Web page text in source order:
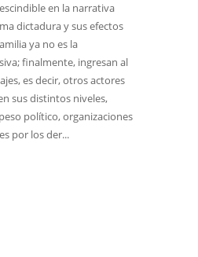
en la narrativa
dictadura y sus efectos
ya no es la
finalmente, ingresan al
es decir, otros actores
sus distintos niveles,
político, organizaciones
por los der...